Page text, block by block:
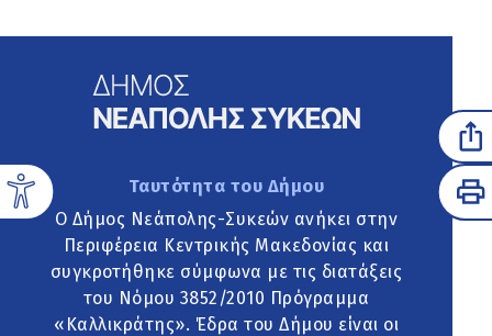
Ταυτότητα του Δήμου
Ο Δήμος Νεάπολης-Συκεών ανήκει στην
Περιφέρεια Κεντρικής Μακεδονίας και
συγκροτήθηκε σύμφωνα με τις διατάξεις
του Νόμου 3852/2010 Πρόγραμμα
«Καλλικράτης». Έδρα του Δήμου είναι οι